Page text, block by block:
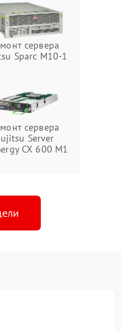
сервера
Sparc M10-1
сервера
Server
CX 600 M1